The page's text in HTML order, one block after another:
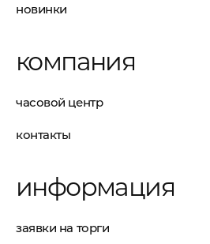
новинки
компания
часовой центр
контакты
информация
заявки на торги